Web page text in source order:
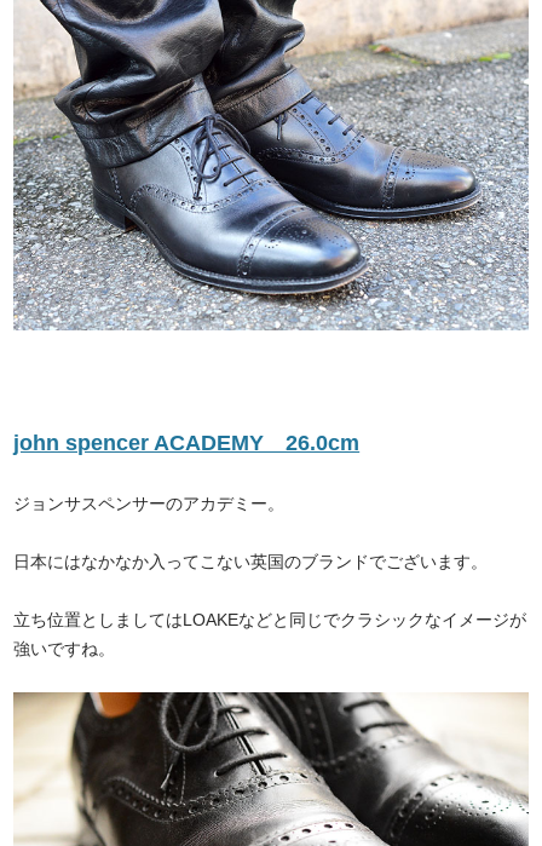
john spencer ACADEMY 26.0cm
ジョンサスペンサーのアカデミー。
日本にはなかなか入ってこない英国のブランドでございます。
立ち位置としましてはLOAKEなどと同じでクラシックなイメージが
強いですね。